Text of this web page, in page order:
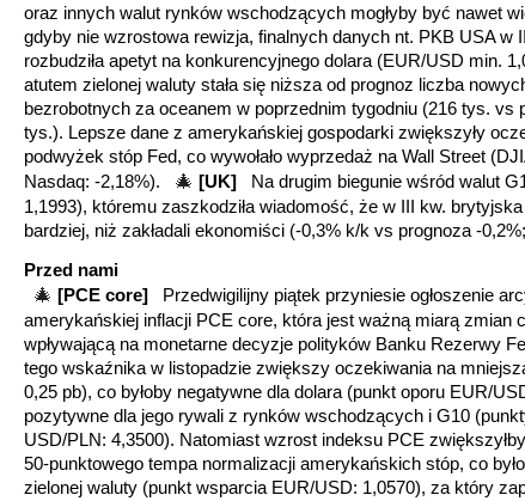
oraz innych walut rynków wschodzących mogłyby być nawet
gdyby nie wzrostowa rewizja, finalnych danych nt. PKB USA w
rozbudziła apetyt na konkurencyjnego dolara (EUR/USD min.
atutem zielonej waluty stała się niższa od prognoz liczba
bezrobotnych za oceanem w poprzednim tygodniu (216 tys. vs
tys.). Lepsze dane z amerykańskiej gospodarki zwiększyły
podwyżek stóp Fed, co wywołało wyprzedaż na Wall Street
Nasdaq: -2,18%). 🎄 [UK]
Na drugim biegunie wśród walut
1,1993), któremu zaszkodziła wiadomość, że w III kw.
bardziej, niż zakładali ekonomiści (-0,3% k/k vs prognoza -
Przed nami
🎄 [PCE core]
Przedwigilijny piątek przyniesie ogłoszenie
amerykańskiej inflacji PCE core, która jest ważną miarą zmian
wpływającą na monetarne decyzje polityków Banku Rezerwy
tego wskaźnika w listopadzie zwiększy oczekiwania na
0,25 pb), co byłoby negatywne dla dolara (punkt oporu EUR/
pozytywne dla jego rywali z rynków wschodzących i G10
USD/PLN: 4,3500). Natomiast wzrost indeksu PCE
50-punktowego tempa normalizacji amerykańskich stóp, co
zielonej waluty (punkt wsparcia EUR/USD: 1,0570), za który